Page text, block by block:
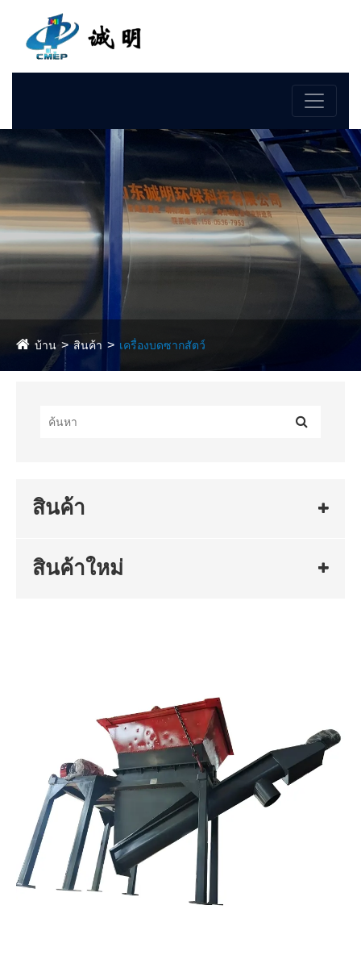
บ้าน สินค้า เครื่องบดซากสัตว์
สินค้า
สินค้าใหม่